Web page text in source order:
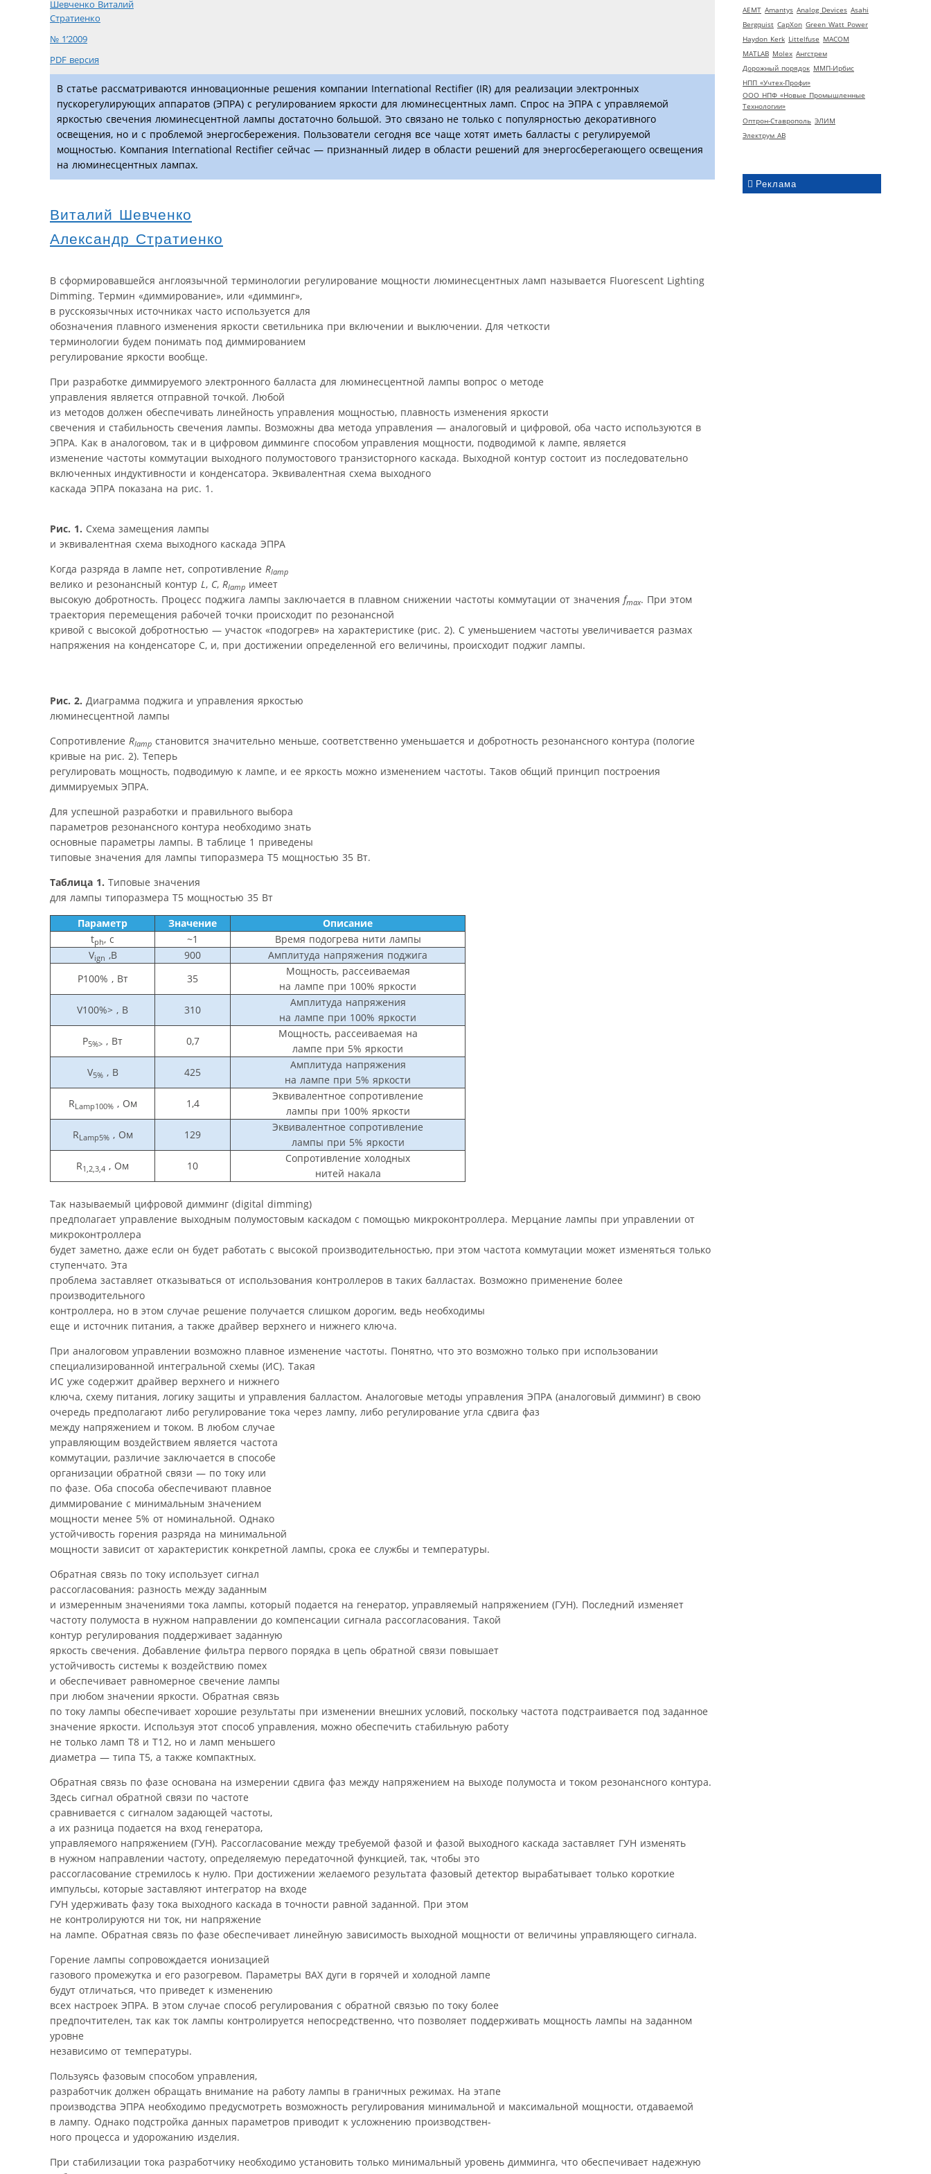
AEMT Amantys Analog Devices Asahi
Bergquist CapXon Green Watt Power
Haydon Kerk Littelfuse MACOM
MATLAB Molex Ангстрем
Дорожный порядок ММП-Ирбис
НПП «Учтех-Профи»
ООО НПФ «Новые Промышленные
Технологии»
Оптрон-Ставрополь ЭЛИМ
Электрум АВ
Реклама
Шевченко Виталий
Стратиенко
№ 1’2009
PDF версия
В статье рассматриваются инновационные решения компании International Rectifier (IR) для реализации электронных
пускорегулирующих аппаратов (ЭПРА) с регулированием яркости для люминесцентных ламп. Спрос на ЭПРА с управляемой
яркостью свечения люминесцентной лампы достаточно большой. Это связано не только с популярностью декоративного
освещения, но и с проблемой энергосбережения. Пользователи сегодня все чаще хотят иметь балласты с регулируемой
мощностью. Компания International Rectifier сейчас — признанный лидер в области решений для энергосберегающего освещения
на люминесцентных лампах.
Виталий Шевченко
Александр Стратиенко
В сформировавшейся англоязычной терминологии регулирование мощности люминесцентных ламп называется Fluorescent Lighting
Dimming. Термин «диммирование», или «димминг»,
в русскоязычных источниках часто используется для
обозначения плавного изменения яркости светильника при включении и выключении. Для четкости
терминологии будем понимать под диммированием
регулирование яркости вообще.
При разработке диммируемого электронного балласта для люминесцентной лампы вопрос о методе
управления является отправной точкой. Любой
из методов должен обеспечивать линейность управления мощностью, плавность изменения яркости
свечения и стабильность свечения лампы. Возможны два метода управления — аналоговый и цифровой, оба часто используются в
ЭПРА. Как в аналоговом, так и в цифровом димминге способом управления мощности, подводимой к лампе, является
изменение частоты коммутации выходного полумостового транзисторного каскада. Выходной контур состоит из последовательно
включенных индуктивности и конденсатора. Эквивалентная схема выходного
каскада ЭПРА показана на рис. 1.
Рис. 1. Схема замещения лампы
и эквивалентная схема выходного каскада ЭПРА
Когда разряда в лампе нет, сопротивление Rlamp
велико и резонансный контур L, C, Rlamp имеет
высокую добротность. Процесс поджига лампы заключается в плавном снижении частоты коммутации от значения fmax. При этом
траектория перемещения рабочей точки происходит по резонансной
кривой с высокой добротностью — участок «подогрев» на характеристике (рис. 2). С уменьшением частоты увеличивается размах
напряжения на конденсаторе С, и, при достижении определенной его величины, происходит поджиг лампы.
Рис. 2. Диаграмма поджига и управления яркостью
люминесцентной лампы
Сопротивление Rlamp становится значительно меньше, соответственно уменьшается и добротность резонансного контура (пологие
кривые на рис. 2). Теперь
регулировать мощность, подводимую к лампе, и ее яркость можно изменением частоты. Таков общий принцип построения
диммируемых ЭПРА.
Для успешной разработки и правильного выбора
параметров резонансного контура необходимо знать
основные параметры лампы. В таблице 1 приведены
типовые значения для лампы типоразмера Т5 мощностью 35 Вт.
Таблица 1. Типовые значения
для лампы типоразмера Т5 мощностью 35 Вт
Параметр
Значение
Описание
tph, с ~1
Время подогрева нити лампы
Vign ,В 900
Амплитуда напряжения поджига
P100% , Вт
35
Мощность, рассеиваемая
на лампе при 100% яркости
V100%> , В
310
Амплитуда напряжения
на лампе при 100% яркости
P5%> , Вт 0,7
Мощность, рассеиваемая на
лампе при 5% яркости
V5%, В 425
Амплитуда напряжения
на лампе при 5% яркости
RLamp100%, Ом 1,4
Эквивалентное сопротивление
лампы при 100% яркости
RLamp5%, Ом 129
Эквивалентное сопротивление
лампы при 5% яркости
R1,2,3,4 , Ом 10
Сопротивление холодных
нитей накала
Так называемый цифровой димминг (digital dimming)
предполагает управление выходным полумостовым каскадом с помощью микроконтроллера. Мерцание лампы при управлении от
микроконтроллера
будет заметно, даже если он будет работать с высокой производительностью, при этом частота коммутации может изменяться только
ступенчато. Эта
проблема заставляет отказываться от использования контроллеров в таких балластах. Возможно применение более
производительного
контроллера, но в этом случае решение получается слишком дорогим, ведь необходимы
еще и источник питания, а также драйвер верхнего и нижнего ключа.
При аналоговом управлении возможно плавное изменение частоты. Понятно, что это возможно только при использовании
специализированной интегральной схемы (ИС). Такая
ИС уже содержит драйвер верхнего и нижнего
ключа, схему питания, логику защиты и управления балластом. Аналоговые методы управления ЭПРА (аналоговый димминг) в свою
очередь предполагают либо регулирование тока через лампу, либо регулирование угла сдвига фаз
между напряжением и током. В любом случае
управляющим воздействием является частота
коммутации, различие заключается в способе
организации обратной связи — по току или
по фазе. Оба способа обеспечивают плавное
диммирование с минимальным значением
мощности менее 5% от номинальной. Однако
устойчивость горения разряда на минимальной
мощности зависит от характеристик конкретной лампы, срока ее службы и температуры.
Обратная связь по току использует сигнал
рассогласования: разность между заданным
и измеренным значениями тока лампы, который подается на генератор, управляемый напряжением (ГУН). Последний изменяет
частоту полумоста в нужном направлении до компенсации сигнала рассогласования. Такой
контур регулирования поддерживает заданную
яркость свечения. Добавление фильтра первого порядка в цепь обратной связи повышает
устойчивость системы к воздействию помех
и обеспечивает равномерное свечение лампы
при любом значении яркости. Обратная связь
по току лампы обеспечивает хорошие результаты при изменении внешних условий, поскольку частота подстраивается под заданное
значение яркости. Используя этот способ управления, можно обеспечить стабильную работу
не только ламп Т8 и Т12, но и ламп меньшего
диаметра — типа Т5, а также компактных.
Обратная связь по фазе основана на измерении сдвига фаз между напряжением на выходе полумоста и током резонансного контура.
Здесь сигнал обратной связи по частоте
сравнивается с сигналом задающей частоты,
а их разница подается на вход генератора,
управляемого напряжением (ГУН). Рассогласование между требуемой фазой и фазой выходного каскада заставляет ГУН изменять
в нужном направлении частоту, определяемую передаточной функцией, так, чтобы это
рассогласование стремилось к нулю. При достижении желаемого результата фазовый детектор вырабатывает только короткие
импульсы, которые заставляют интегратор на входе
ГУН удерживать фазу тока выходного каскада в точности равной заданной. При этом
не контролируются ни ток, ни напряжение
на лампе. Обратная связь по фазе обеспечивает линейную зависимость выходной мощности от величины управляющего сигнала.
Горение лампы сопровождается ионизацией
газового промежутка и его разогревом. Параметры ВАХ дуги в горячей и холодной лампе
будут отличаться, что приведет к изменению
всех настроек ЭПРА. В этом случае способ регулирования с обратной связью по току более
предпочтителен, так как ток лампы контролируется непосредственно, что позволяет поддерживать мощность лампы на заданном
уровне
независимо от температуры.
Пользуясь фазовым способом управления,
разработчик должен обращать внимание на работу лампы в граничных режимах. На этапе
производства ЭПРА необходимо предусмотреть возможность регулирования минимальной и максимальной мощности, отдаваемой
в лампу. Однако подстройка данных параметров приводит к усложнению производствен-
ного процесса и удорожанию изделия.
При стабилизации тока разработчику необходимо установить только минимальный уровень димминга, что обеспечивает надежную